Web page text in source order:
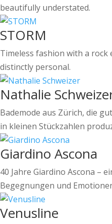
beautifully understated.
STORM
Timeless fashion with a rock
distinctly personal.
Nathalie
Bademode aus Zürich, die
in kleinen Stückzahlen
Giardino Ascona
40 Jahre Giardino Ascona –
Begegnungen und
Venusline